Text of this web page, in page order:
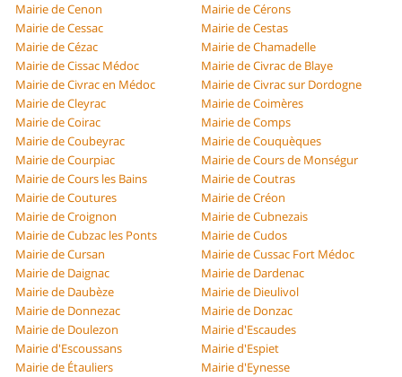
Mairie de Cenon
Mairie de Cérons
Mairie de Cessac
Mairie de Cestas
Mairie de Cézac
Mairie de Chamadelle
Mairie de Cissac Médoc
Mairie de Civrac de Blaye
Mairie de Civrac en Médoc
Mairie de Civrac sur Dordogne
Mairie de Cleyrac
Mairie de Coimères
Mairie de Coirac
Mairie de Comps
Mairie de Coubeyrac
Mairie de Couquèques
Mairie de Courpiac
Mairie de Cours de Monségur
Mairie de Cours les Bains
Mairie de Coutras
Mairie de Coutures
Mairie de Créon
Mairie de Croignon
Mairie de Cubnezais
Mairie de Cubzac les Ponts
Mairie de Cudos
Mairie de Cursan
Mairie de Cussac Fort Médoc
Mairie de Daignac
Mairie de Dardenac
Mairie de Daubèze
Mairie de Dieulivol
Mairie de Donnezac
Mairie de Donzac
Mairie de Doulezon
Mairie d'Escaudes
Mairie d'Escoussans
Mairie d'Espiet
Mairie de Étauliers
Mairie d'Eynesse